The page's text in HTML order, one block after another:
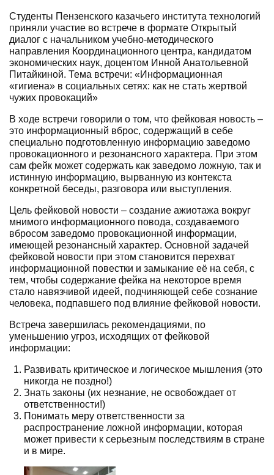
Студенты Пензенского казачьего института технологий
приняли участие во встрече в формате Открытый
диалог с начальником учебно-методического
направления Координационного центра, кандидатом
экономических наук, доцентом Инной Анатольевной
Питайкиной. Тема встречи: «Информационная
«гигиена» в социальных сетях: как не стать жертвой
чужих провокаций»
В ходе встречи говорили о том, что фейковая новость –
это информационный вброс, содержащий в себе
специально подготовленную информацию заведомо
провокационного и резонансного характера. При этом
сам фейк может содержать как заведомо ложную, так и
истинную информацию, вырванную из контекста
конкретной беседы, разговора или выступления.
Цель фейковой новости – создание ажиотажа вокруг
мнимого информационного повода, создаваемого
вбросом заведомо провокационной информации,
имеющей резонансный характер. Основной задачей
фейковой новости при этом становится перехват
информационной повестки и замыкание её на себя, с
тем, чтобы содержание фейка на некоторое время
стало навязчивой идеей, подчиняющей себе сознание
человека, подпавшего под влияние фейковой новости.
Встреча завершилась рекомендациями, по
уменьшению угроз, исходящих от фейковой
информации:
Развивать критическое и логическое мышления (это
никогда не поздно!)
Знать законы (их незнание, не освобождает от
ответственности!)
Понимать меру ответственности за
распространение ложной информации, которая
может привести к серьезным последствиям в стране
и в мире.